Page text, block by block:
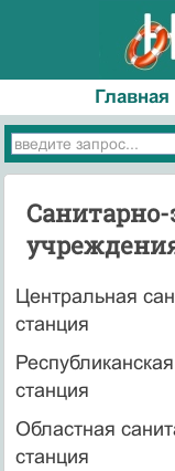
Главная
Центральная
станция
станция
Областная
станция